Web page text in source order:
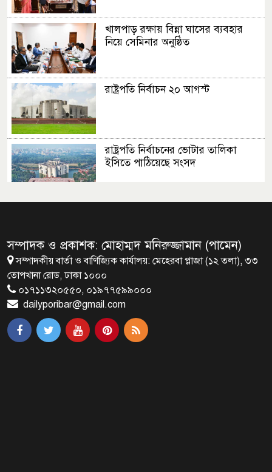
খালপাড় রক্ষায় বিন্না ঘাসের ব্যবহার
নিয়ে সেমিনার অনুষ্ঠিত
রাষ্ট্রপতি নির্বাচন ২০ আগস্ট
রাষ্ট্রপতি নির্বাচনের ভোটার তালিকা
ইসিতে পাঠিয়েছে সংসদ
ব্রাক্ষণবাড়িয়ায় বইপড়া কর্মসূচীর
শুভসূচনা
মালয়েশিয়ায় মারামারি করে তিন
বাংলাদেশি নিহত
সম্পাদক ও প্রকাশক: মোহাম্মদ মনিরুজ্জামান (পামেন)
সম্পাদকীয় বার্তা ও বাণিজ্যিক কার্যালয়: মেহেরবা প্লাজা (১২ তলা), ৩৩
তোপখানা রোড, ঢাকা ১০০০
০১৭১১৩২০৫৫০, ০১৯৭৭৫৯৯০০০
dailyporibar@gmail.com